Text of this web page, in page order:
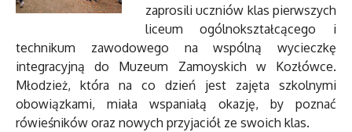
zaprosili uczniów klas pierwszych
liceum ogólnokształcącego i
technikum zawodowego na wspólną wycieczkę
integracyjną do Muzeum Zamoyskich w Kozłówce.
Młodzież, która na co dzień jest zajęta szkolnymi
obowiązkami, miała wspaniałą okazję, by poznać
rówieśników oraz nowych przyjaciół ze swoich klas.